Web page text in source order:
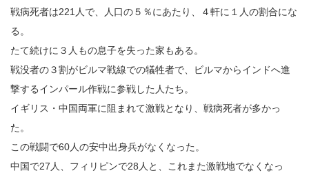
戦病死者は221人で、人口の５％にあたり、４軒に１人の割合にな
る。
たて続けに３人もの息子を失った家もある。
戦没者の３割がビルマ戦線での犠牲者で、ビルマからインドへ進
撃するインパール作戦に参戦した人たち。
イギリス・中国両軍に阻まれて激戦となり、戦病死者が多かっ
た。
この戦闘で60人の安中出身兵がなくなった。
中国で27人、フィリピンで28人と、これまた激戦地でなくなっ